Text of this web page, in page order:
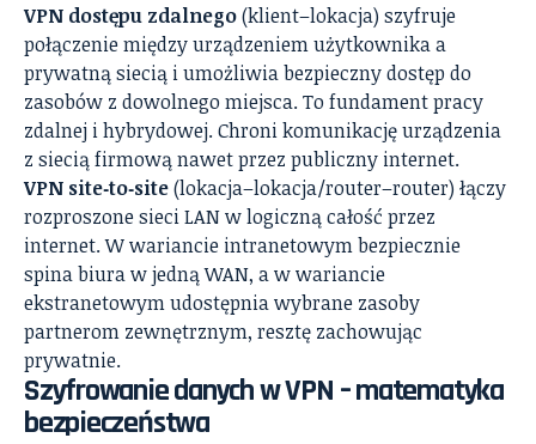
VPN dostępu zdalnego(klient–lokacja) szyfruje
połączenie między urządzeniem użytkownika a
prywatną siecią i umożliwia bezpieczny dostęp do
zasobów z dowolnego miejsca. To fundament pracy
zdalnej i hybrydowej. Chroni komunikację urządzenia
z siecią firmową nawet przez publiczny internet.
VPN site‑to‑site(lokacja–lokacja/router–router) łączy
rozproszone sieci LAN w logiczną całość przez
internet. W wariancie intranetowym bezpiecznie
spina biura w jedną WAN, a w wariancie
ekstranetowym udostępnia wybrane zasoby
partnerom zewnętrznym, resztę zachowując
prywatnie.
Szyfrowanie danych w VPN – matematyka
bezpieczeństwa